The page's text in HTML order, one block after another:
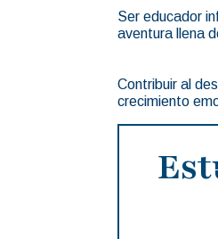
Ser educador
aventura llena
Contribuir al
crecimiento